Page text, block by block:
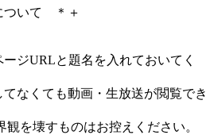
いて ＊＋
ジURLと題名を入れておいてく
なくても動画・生放送が閲覧でき
を壊すものはお控えください。